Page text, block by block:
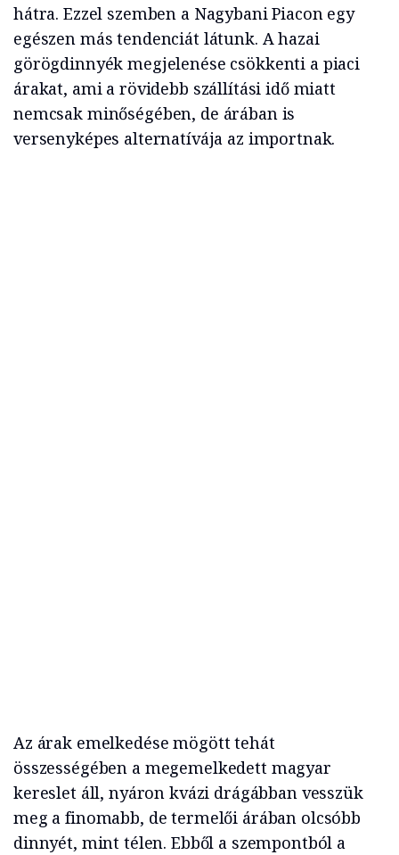
hátra. Ezzel szemben a Nagybani Piacon egy
egészen más tendenciát látunk. A hazai
görögdinnyék megjelenése csökkenti a piaci
árakat, ami a rövidebb szállítási idő miatt
nemcsak minőségében, de árában is
versenyképes alternatívája az importnak.
Az árak emelkedése mögött tehát
összességében a megemelkedett magyar
kereslet áll, nyáron kvázi drágábban vesszük
meg a finomabb, de termelői árában olcsóbb
dinnyét, mint télen. Ebből a szempontból a